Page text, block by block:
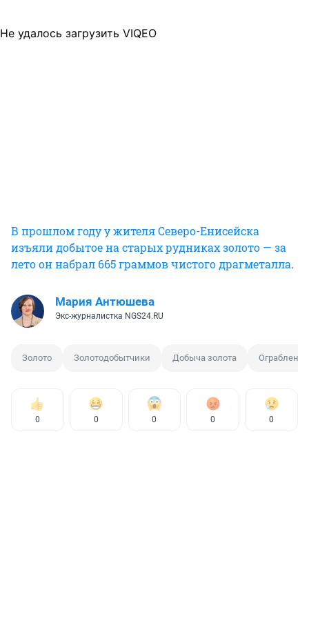
Не удалось загрузить VIQEO
В прошлом году у жителя Северо-Енисейска
изъяли добытое на старых рудниках золото — за
лето он набрал 665 граммов чистого драгметалла.
Мария Антюшева
Экс-журналистка NGS24.RU
Золото Золотодобытчики Добыча золота Ограбление
0 0 0 0 0